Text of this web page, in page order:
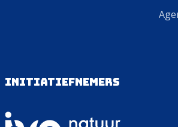
Initiatiefnemers